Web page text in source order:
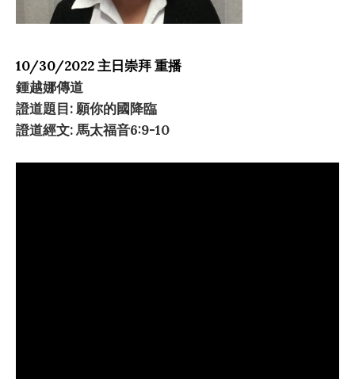
10/30/2022 主日崇拜 重播
鍾越娜傳道
證道題目: 願你的國降臨
證道經文: 馬太福音6:9-10